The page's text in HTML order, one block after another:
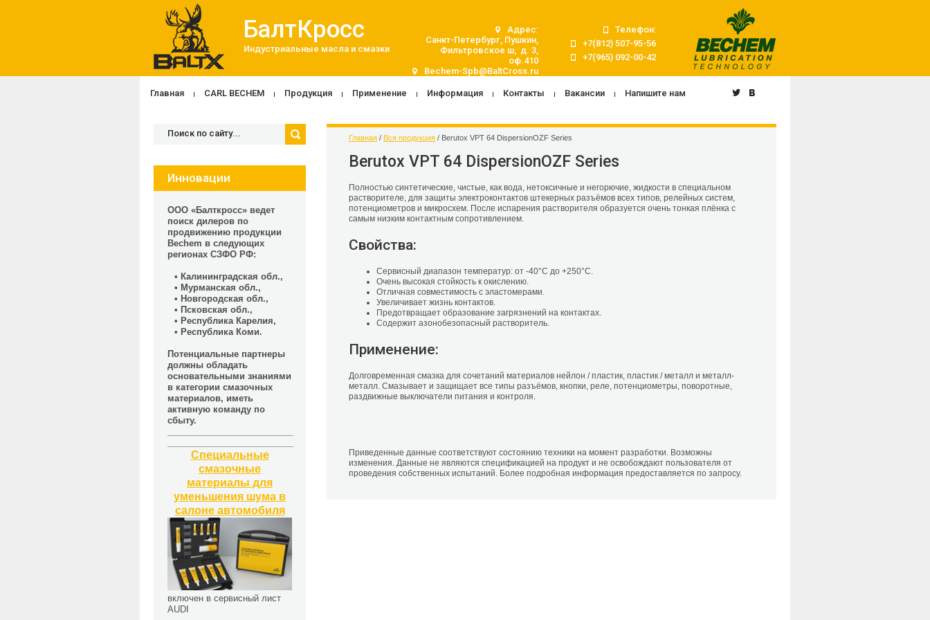
БалтКросс
Индустриальные масла и смазки
Адрес:
Санкт-Петербург, Пушкин,
Фильтровское ш, д. 3,
оф.410
Bechem-Spb@BaltCross.ru
Телефон:
+7(812) 507-95-56
+7(965) 092-00-42
Главная CARL BECHEM Продукция Применение Информация Контакты Вакансии Напишите нам
Инновации
ООО «Балткросс» ведет
поиск дилеров по
продвижению продукции
Bechem в следующих
регионах СЗФО РФ:
• Калининградская обл.,
• Мурманская обл.,
• Новгородская обл.,
• Псковская обл.,
• Республика Карелия,
• Республика Коми.
Потенциальные партнеры
должны обладать
основательными знаниями
в категории смазочных
материалов, иметь
активную команду по
сбыту.
Специальные
смазочные
материалы для
уменьшения шума в
салоне автомобиля
включен в сервисный лист
AUDI
Главная / Вся продукция / Berutox VPT 64 DispersionOZF Series
Berutox VPT 64 DispersionOZF Series
Полностью синтетические, чистые, как вода, нетоксичные и негорючие, жидкости в специальном
растворителе, для защиты электроконтактов штекерных разъёмов всех типов, релейных систем,
потенциометров и микросхем. После испарения растворителя образуется очень тонкая плёнка с
самым низким контактным сопротивлением.
Свойства:
Сервисный диапазон температур: от -40°C до +250°C.
Очень высокая стойкость к окислению.
Отличная совместимость с эластомерами.
Увеличивает жизнь контактов.
Предотвращает образование загрязнений на контактах.
Содержит азонобезопасный растворитель.
Применение:
Долговременная смазка для сочетаний материалов нейлон / пластик, пластик / металл и металл-
металл. Смазывает и защищает все типы разъёмов, кнопки, реле, потенциометры, поворотные,
раздвижные выключатели питания и контроля.
Приведенные данные соответствуют состоянию техники на момент разработки. Возможны
изменения. Данные не являются спецификацией на продукт и не освобождают пользователя от
проведения собственных испытаний. Более подробная информация предоставляется по запросу.